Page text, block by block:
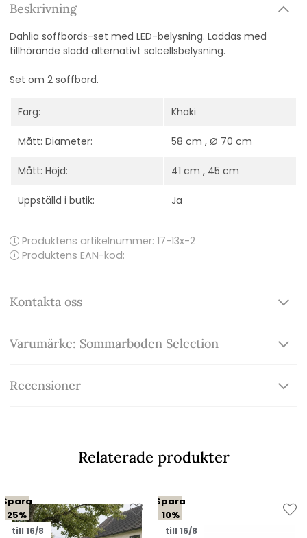
Beskrivning
Dahlia soffbords-set med LED-belysning. Laddas med
tillhörande sladd alternativt solcellsbelysning.
Set om 2 soffbord.
Färg: Khaki
Mått: Diameter: 58 cm , Ø 70 cm
Mått: Höjd: 41 cm , 45 cm
Uppställd i butik: Ja
Produktens artikelnummer: 17-13x-2
Produktens EAN-kod:
Kontakta oss
Varumärke: Sommarboden Selection
Recensioner
Relaterade produkter
Spara
25%
till 16/8
Spara
10%
till 16/8